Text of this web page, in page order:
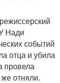
Нади
событий
отца и убила
провела
же отняли.